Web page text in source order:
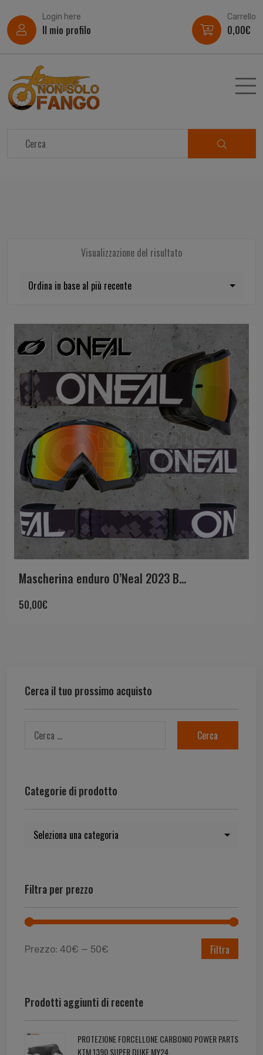
Login here
Il mio profilo
Carrello
0,00€
Visualizzazione del risultato
Cerca il tuo prossimo acquisto
Categorie di prodotto
Filtra per prezzo
Filtra
Prezzo: 40€ — 50€
Prodotti aggiunti di recente
PROTEZIONE FORCELLONE CARBONIO POWER PARTS
KTM 1390 SUPER DUKE MY24
Mascherina enduro O’Neal 2023 B...
50,00€